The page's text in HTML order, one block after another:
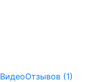
ВидеоОтзывов (1)